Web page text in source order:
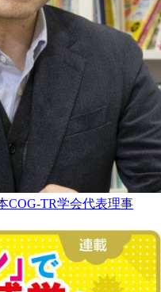
COG-TR学会代表理事